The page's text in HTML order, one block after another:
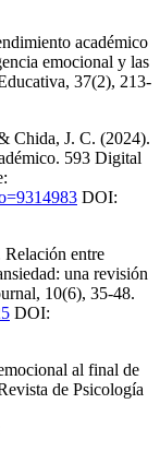
académico
emocional y las
37(2), 213-
Chida, J. C. (2024).
593 Digital
DOI:
entre
una revisión
10(6), 35-48.
DOI:
al final de
de Psicología